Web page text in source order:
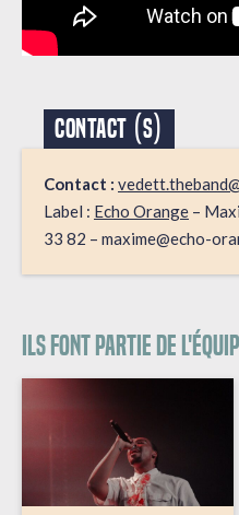
CONTACT (S)
Contact :
Label : Echo Orange –
33 82 – maxime@echo-
Ils font partie de